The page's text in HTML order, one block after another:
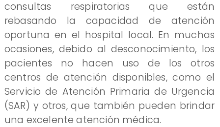
consultas respiratorias que están
rebasando la capacidad de atención
oportuna en el hospital local. En muchas
ocasiones, debido al desconocimiento, los
pacientes no hacen uso de los otros
centros de atención disponibles, como el
Servicio de Atención Primaria de Urgencia
(SAR) y otros, que también pueden brindar
una excelente atención médica.